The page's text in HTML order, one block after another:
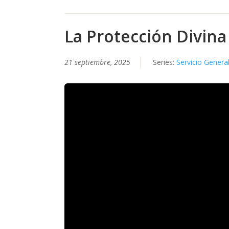
La Protección Divina
21 septiembre, 2025 Series: Servicio General